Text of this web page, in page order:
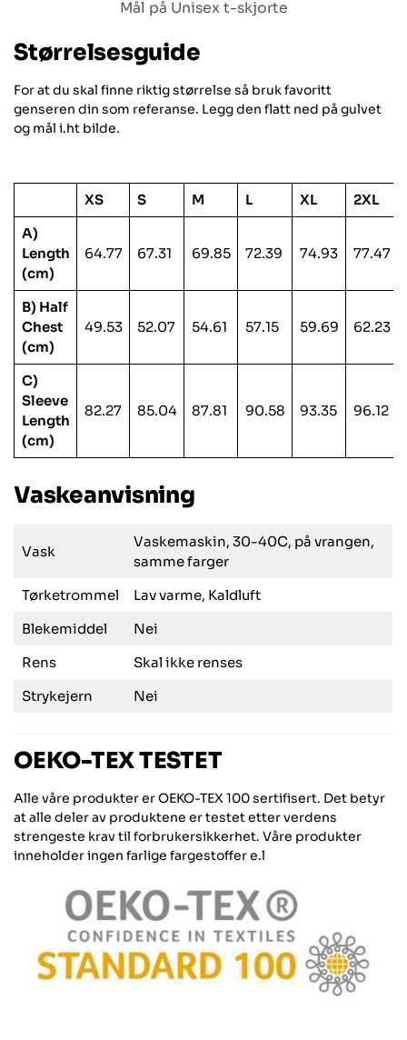
Mål på Unisex t-skjorte
Størrelsesguide
For at du skal finne riktig størrelse så bruk favoritt
genseren din som referanse. Legg den flatt ned på gulvet
og mål i.ht bilde.
XS S M L XL 2XL
A)
Length
(cm)
64.77 67.31 69.85 72.39 74.93 77.47
B) Half
Chest
(cm)
49.53 52.07 54.61 57.15 59.69 62.23
C)
Sleeve
Length
(cm)
82.27 85.04 87.81 90.58 93.35 96.12
Vaskeanvisning
Vask
Vaskemaskin, 30-40C, på vrangen,
samme farger
Tørketrommel
Lav varme, Kaldluft
Blekemiddel
Nei
Rens
Skal ikke renses
Strykejern
Nei
OEKO-TEX TESTET
Alle våre produkter er OEKO-TEX 100 sertifisert. Det betyr
at alle deler av produktene er testet etter verdens
strengeste krav til forbrukersikkerhet. Våre produkter
inneholder ingen farlige fargestoffer e.l